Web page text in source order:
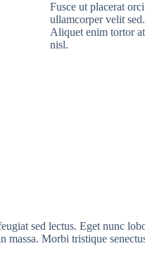
Fusce ut placerat
ullamcorper velit
Aliquet enim tortor
nisl.
sed lectus. Eget nunc
massa. Morbi tristique